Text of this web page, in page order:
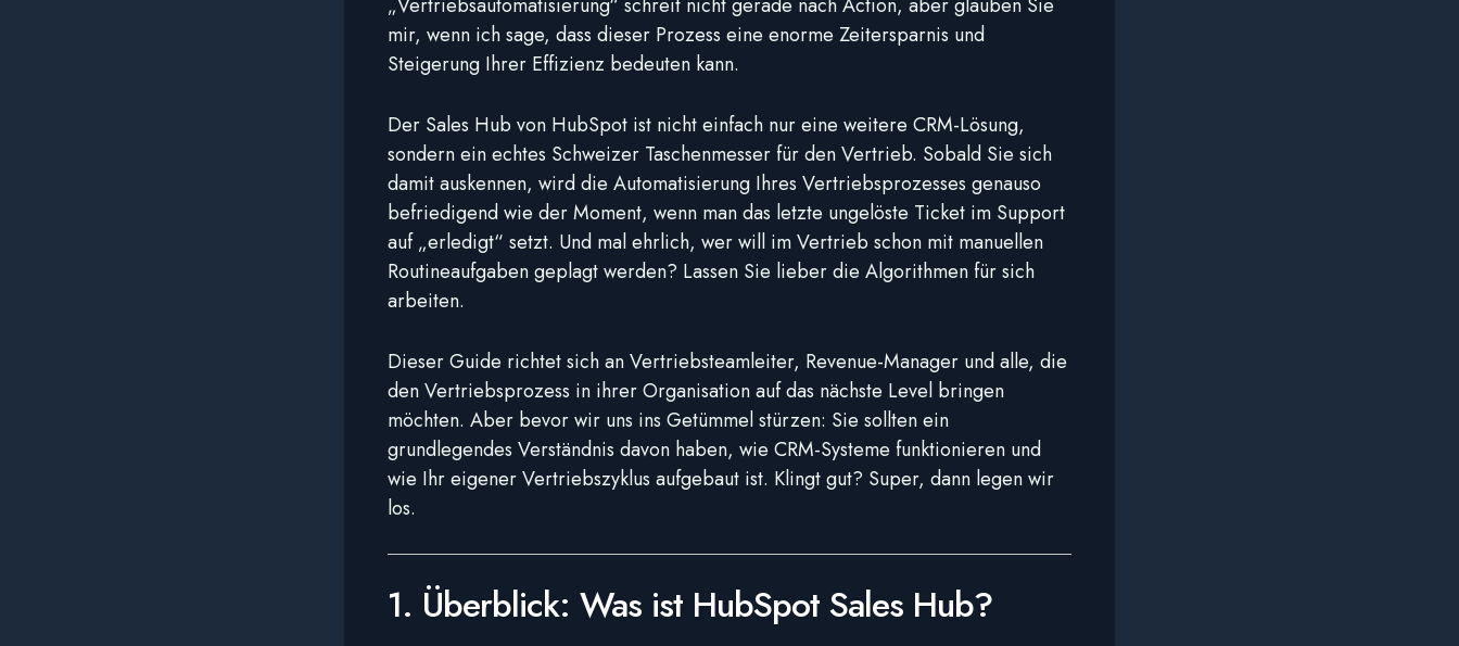
mir, wenn ich sage, dass dieser Prozess eine enorme Zeitersparnis und
Steigerung Ihrer Effizienz bedeuten kann.
Der Sales Hub von HubSpot ist nicht einfach nur eine weitere CRM-Lösung,
sondern ein echtes Schweizer Taschenmesser für den Vertrieb. Sobald Sie sich
damit auskennen, wird die Automatisierung Ihres Vertriebsprozesses genauso
befriedigend wie der Moment, wenn man das letzte ungelöste Ticket im Support
auf „erledigt“ setzt. Und mal ehrlich, wer will im Vertrieb schon mit manuellen
Routineaufgaben geplagt werden? Lassen Sie lieber die Algorithmen für sich
arbeiten.
Dieser Guide richtet sich an Vertriebsteamleiter, Revenue-Manager und alle, die
den Vertriebsprozess in ihrer Organisation auf das nächste Level bringen
möchten. Aber bevor wir uns ins Getümmel stürzen: Sie sollten ein
grundlegendes Verständnis davon haben, wie CRM-Systeme funktionieren und
wie Ihr eigener Vertriebszyklus aufgebaut ist. Klingt gut? Super, dann legen wir
los.
1. Überblick: Was ist HubSpot Sales Hub?